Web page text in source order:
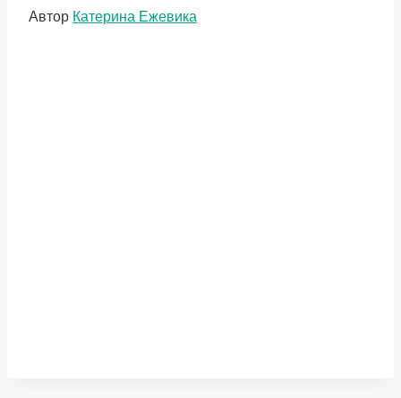
Метки
Автор Катерина Ежевика